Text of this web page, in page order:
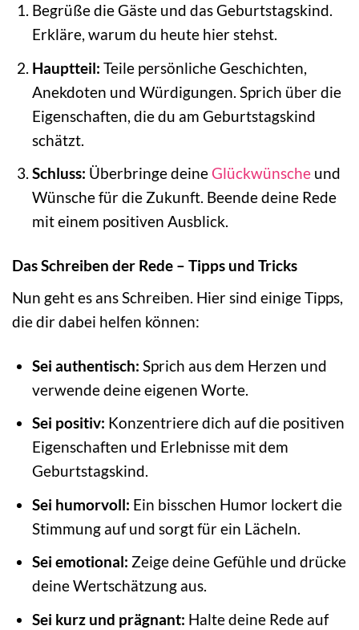
Begrüße die Gäste und das Geburtstagskind.
Erkläre, warum du heute hier stehst.
Hauptteil: Teile persönliche Geschichten,
Anekdoten und Würdigungen. Sprich über die
Eigenschaften, die du am Geburtstagskind
schätzt.
Schluss: Überbringe deine Glückwünscheund
Wünsche für die Zukunft. Beende deine Rede
mit einem positiven Ausblick.
Das Schreiben der Rede – Tipps und Tricks
Nun geht es ans Schreiben. Hier sind einige Tipps,
die dir dabei helfen können:
Sei authentisch: Sprich aus dem Herzen und
verwende deine eigenen Worte.
Sei positiv: Konzentriere dich auf die positiven
Eigenschaften und Erlebnisse mit dem
Geburtstagskind.
Sei humorvoll: Ein bisschen Humor lockert die
Stimmung auf und sorgt für ein Lächeln.
Sei emotional: Zeige deine Gefühle und drücke
deine Wertschätzung aus.
Sei kurz und prägnant: Halte deine Rede auf